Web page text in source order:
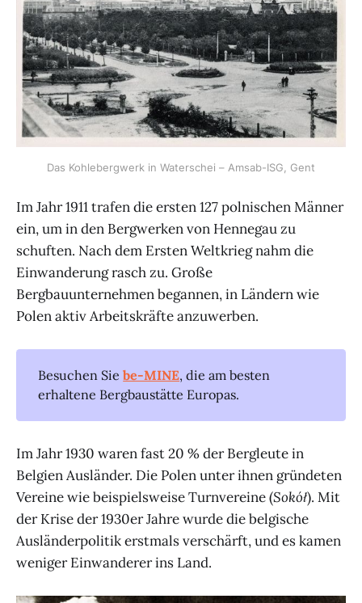
Das Kohlebergwerk in Waterschei – Amsab-ISG, Gent
Im Jahr 1911 trafen die ersten 127 polnischen Männer
ein, um in den Bergwerken von Hennegau zu
schuften. Nach dem Ersten Weltkrieg nahm die
Einwanderung rasch zu. Große
Bergbauunternehmen begannen, in Ländern wie
Polen aktiv Arbeitskräfte anzuwerben.
Besuchen Siebe-MINE, die am besten
erhaltene Bergbaustätte Europas.
Im Jahr 1930 waren fast 20 % der Bergleute in
Belgien Ausländer. Die Polen unter ihnen gründeten
Vereine wie beispielsweise Turnvereine (Sokół). Mit
der Krise der 1930er Jahre wurde die belgische
Ausländerpolitik erstmals verschärft, und es kamen
weniger Einwanderer ins Land.